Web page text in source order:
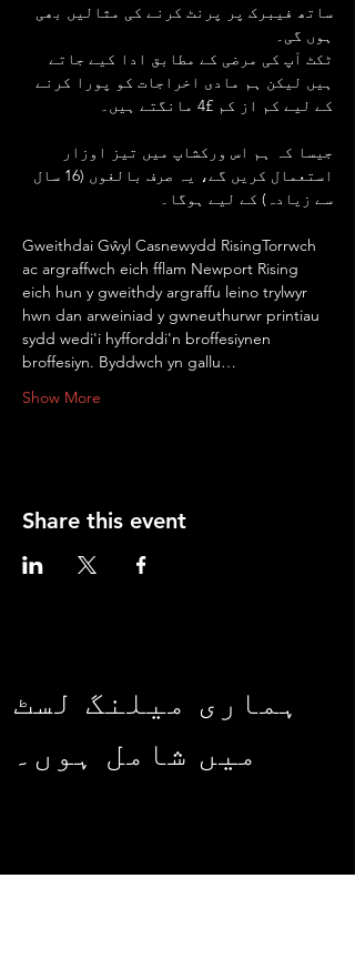
ساتھ فیبرک پر پرنٹ کرنے کی مثالیں بھی
ہوں گی۔
ٹکٹ آپ کی مرضی کے مطابق ادا کیے جاتے
ہیں لیکن ہم مادی اخراجات کو پورا کرنے
کے لیے کم از کم £4 مانگتے ہیں۔
جیسا کہ ہم اس ورکشاپ میں تیز اوزار
استعمال کریں گے، یہ صرف بالغوں (16 سال
سے زیادہ) کے لیے ہوگا۔
Gweithdai Gŵyl Casnewydd RisingTorrwch
ac argraffwch eich fflam Newport Rising
eich hun y gweithdy argraffu leino trylwyr
hwn dan arweiniad y gwneuthurwr printiau
sydd wedi'i hyfforddi'n broffesiynen
broffesiyn. Byddwch yn gallu…
Show More
Share this event
ہماری میلنگ لسٹ
میں شامل ہوں۔